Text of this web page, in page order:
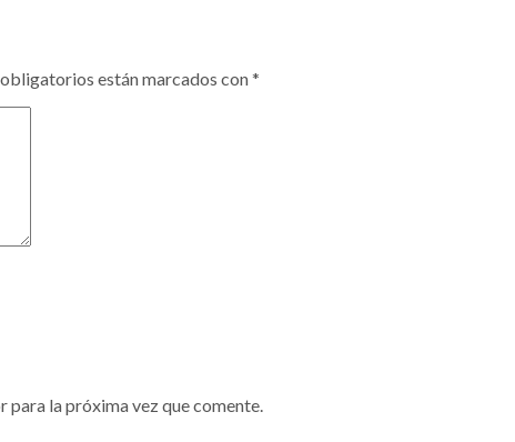
están marcados con*
la próxima vez que comente.